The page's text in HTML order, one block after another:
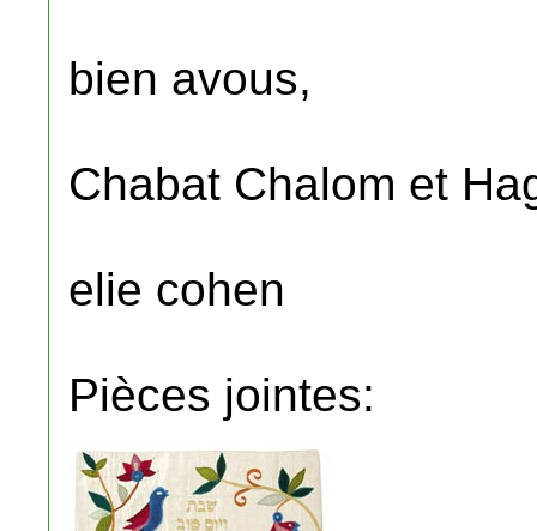
bien avous,
Chabat Chalom et
elie cohen
Pièces jointes: